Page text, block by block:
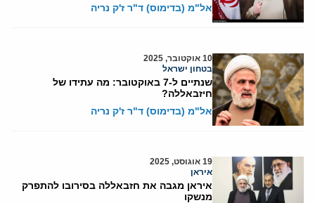
אל"מ (בדימוס) ד"ר ז'ק נריה
10 אוקטובר, 2025
בטחון ישראל
שנתיים ל-7 באוקטובר: מה עתידו של
חיזבאללה?
אל"מ (בדימוס) ד"ר ז'ק נריה
19 אוגוסט, 2025
איראן
איראן מגבה את חזבאללה בסירובו להתפרק
מנשקו